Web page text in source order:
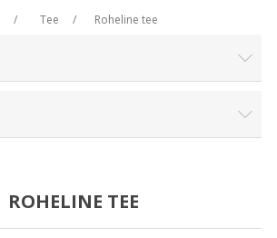
/ Tee / Roheline tee
ROHELINE TEE